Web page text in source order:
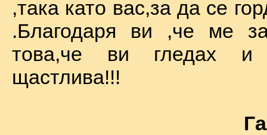
,така като вас,за да се
.Благодаря ви ,че ме
това,че ви гледах
щастлива!!!